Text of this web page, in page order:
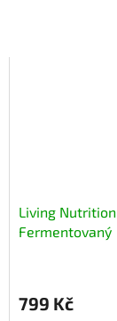
Living Nutrition
Fermentovaný
799 Kč